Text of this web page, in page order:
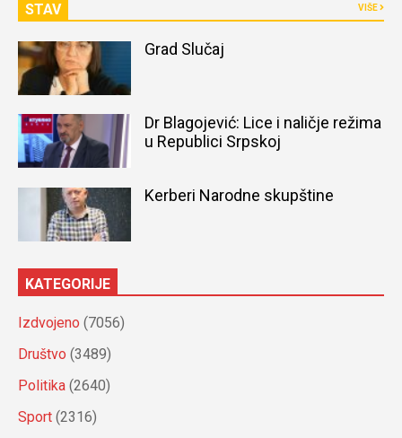
STAV VIŠE
Grad Slučaj
Dr Blagojević: Lice i naličje režima
u Republici Srpskoj
Kerberi Narodne skupštine
KATEGORIJE
Izdvojeno (7056)
Društvo (3489)
Politika (2640)
Sport (2316)